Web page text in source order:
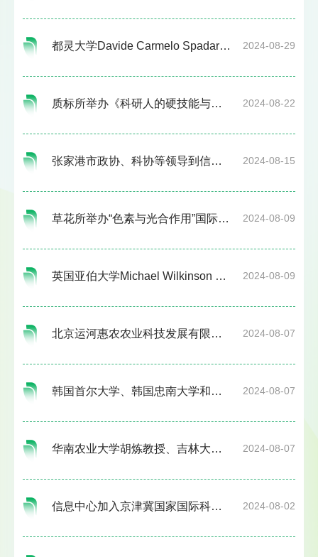
2024-08-29
都灵大学Davide Carmelo Spadaro教授来加工所进行学术交流
2024-08-22
质标所举办《科研人的硬技能与软实力》科普图书主题分享会
2024-08-15
张家港市政协、科协等领导到信息中心和装备中心调研
2024-08-09
草花所举办“色素与光合作用”国际学术交流会
2024-08-09
英国亚伯大学Michael Wilkinson 教授、John Scullion教授到草花所开展学术...
2024-08-07
北京运河惠农农业科技发展有限公司代表一行到小汤山基地参观
2024-08-07
韩国首尔大学、韩国忠南大学和西北农林科技大学专家来装备中心交流访问
2024-08-07
华南农业大学胡炼教授、吉林大学齐江涛教授一行到装备中心交流研讨
2024-08-02
信息中心加入京津冀国家国际科技合作基地联盟